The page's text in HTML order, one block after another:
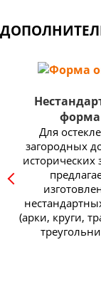
форма
Для
загородных
исторических
(арки, круги,